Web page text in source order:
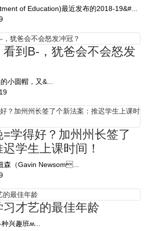
of Education)最近发布的2018-19&#...
到B-，犹爸会不会怒发
小圆帽，又&...
学得好？加州州长签了
学生上课时间！
森（Gavin Newsom...
才艺的最佳年龄
兴趣班ʍ...